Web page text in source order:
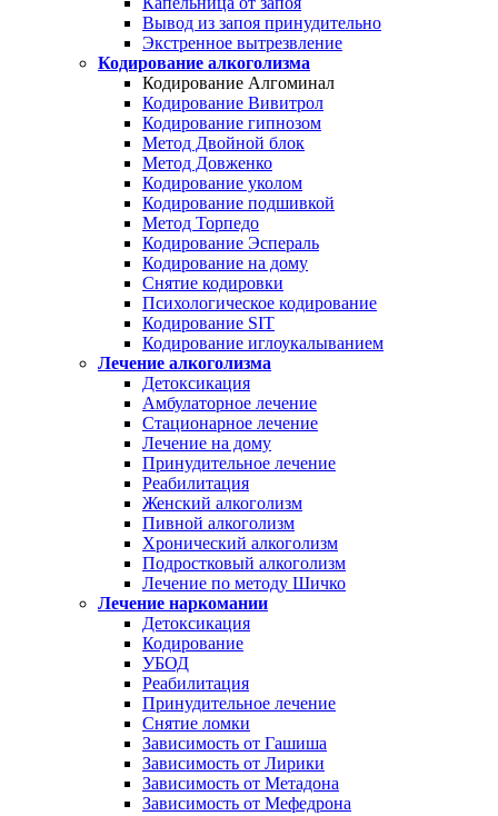
Вывод из запоя принудительно
Экстренное вытрезвление
Кодирование алкоголизма
Кодирование Алгоминал
Кодирование Вивитрол
Кодирование гипнозом
Метод Двойной блок
Метод Довженко
Кодирование уколом
Кодирование подшивкой
Метод Торпедо
Кодирование Эспераль
Кодирование на дому
Снятие кодировки
Психологическое кодирование
Кодирование SIT
Кодирование иглоукалыванием
Лечение алкоголизма
Детоксикация
Амбулаторное лечение
Стационарное лечение
Лечение на дому
Принудительное лечение
Реабилитация
Женский алкоголизм
Пивной алкоголизм
Хронический алкоголизм
Подростковый алкоголизм
Лечение по методу Шичко
Лечение наркомании
Детоксикация
Кодирование
УБОД
Реабилитация
Принудительное лечение
Снятие ломки
Зависимость от Гашиша
Зависимость от Лирики
Зависимость от Метадона
Зависимость от Мефедрона